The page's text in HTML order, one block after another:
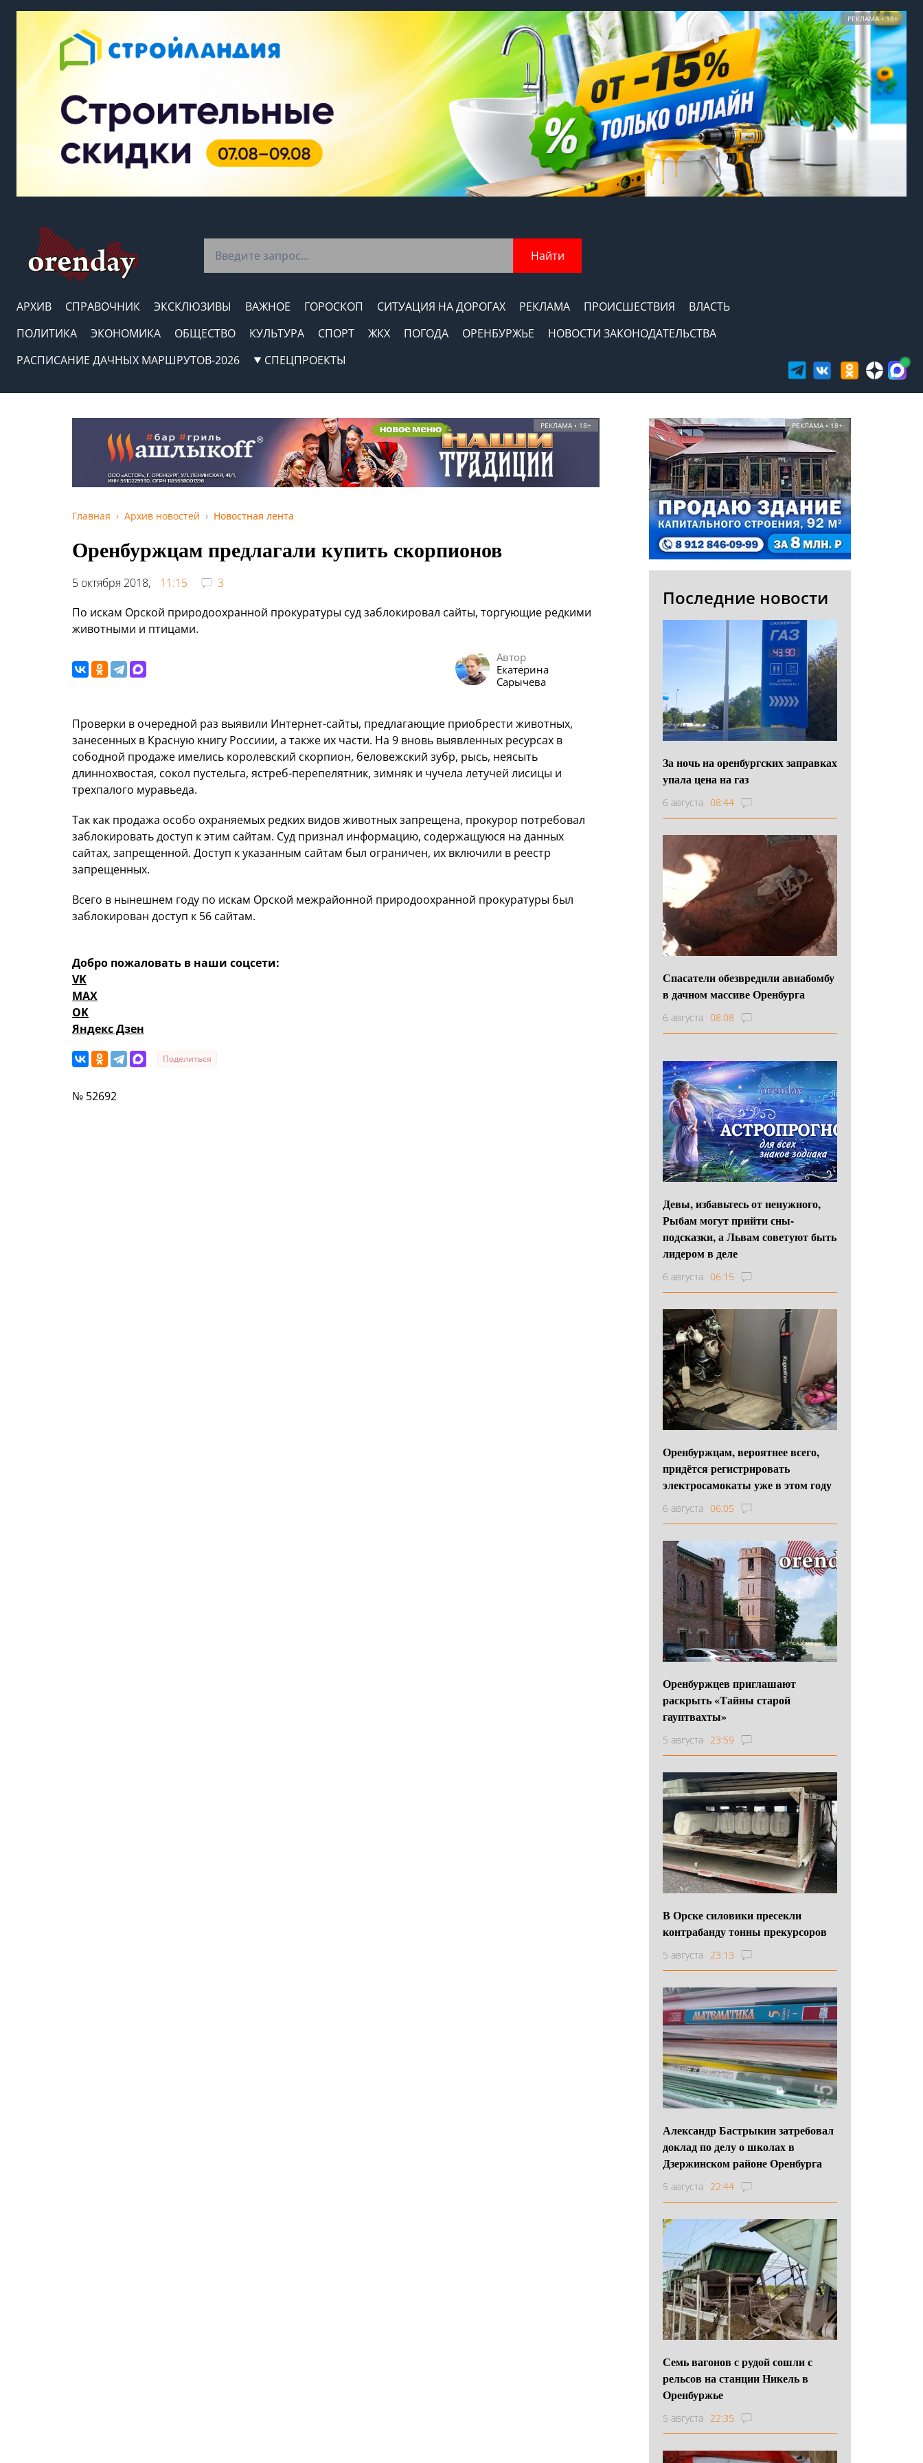
РЕКЛАМА • 18+
Найти
АРХИВ СПРАВОЧНИК ЭКСКЛЮЗИВЫ ВАЖНОЕ ГОРОСКОП СИТУАЦИЯ НА ДОРОГАХ РЕКЛАМА ПРОИСШЕСТВИЯ
ВЛАСТЬ
ПОЛИТИКА
ЭКОНОМИКА ОБЩЕСТВО КУЛЬТУРА СПОРТ ЖКХ ПОГОДА ОРЕНБУРЖЬЕ
НОВОСТИ ЗАКОНОДАТЕЛЬСТВА
РАСПИСАНИЕ ДАЧНЫХ МАРШРУТОВ-2026
СПЕЦПРОЕКТЫ
РЕКЛАМА • 18+
Главная Архив новостей Новостная лента
Оренбуржцам предлагали купить скорпионов
5 октября 2018, 11:15
3
По искам Орской природоохранной прокуратуры суд заблокировал сайты, торгующие редкими
животными и птицами.
Автор
Екатерина
Сарычева
Проверки в очередной раз выявили Интернет-сайты, предлагающие приобрести животных,
занесенных в Красную книгу Россиии, а также их части. На 9 вновь выявленных ресурсах в
сободной продаже имелись королевский скорпион, беловежский зубр, рысь, неясыть
длиннохвостая, сокол пустельга, ястреб-перепелятник, зимняк и чучела летучей лисицы и
трехпалого муравьеда.
Так как продажа особо охраняемых редких видов животных запрещена, прокурор потребовал
заблокировать доступ к этим сайтам. Суд признал информацию, содержащуюся на данных
сайтах, запрещенной. Доступ к указанным сайтам был ограничен, их включили в реестр
запрещенных.
Всего в нынешнем году по искам Орской межрайонной природоохранной прокуратуры был
заблокирован доступ к 56 сайтам.
Добро пожаловать в наши соцсети:
VK
MAX
OK
Яндекс Дзен
Поделиться
№ 52692
РЕКЛАМА • 18+
Последние новости
За ночь на оренбургских заправках
упала цена на газ
6 августа 08:44
Спасатели обезвредили авиабомбу
в дачном массиве Оренбурга
6 августа 08:08
Девы, избавьтесь от ненужного,
Рыбам могут прийти сны-
подсказки, а Львам советуют быть
лидером в деле
6 августа 06:15
Оренбуржцам, вероятнее всего,
придётся регистрировать
электросамокаты уже в этом году
6 августа 06:05
Оренбуржцев приглашают
раскрыть «Тайны старой
гауптвахты»
5 августа 23:59
В Орске силовики пресекли
контрабанду тонны прекурсоров
5 августа 23:13
Александр Бастрыкин затребовал
доклад по делу о школах в
Дзержинском районе Оренбурга
5 августа 22:44
Семь вагонов с рудой сошли с
рельсов на станции Никель в
Оренбуржье
5 августа 22:35